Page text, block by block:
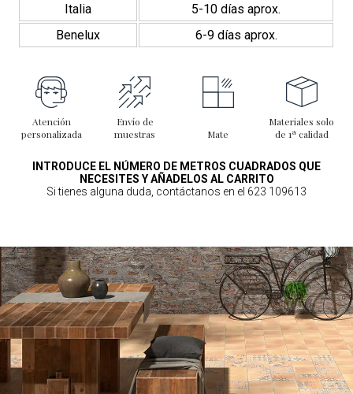
Italia
5-10 días aprox.
Benelux
6-9 días aprox.
Atención
personalizada
Envío de
muestras
Mate
Materiales solo
de 1ª calidad
INTRODUCE EL NÚMERO DE METROS CUADRADOS QUE
NECESITES Y AÑADELOS AL CARRITO
Si tienes alguna duda, contáctanos en el 623 109613